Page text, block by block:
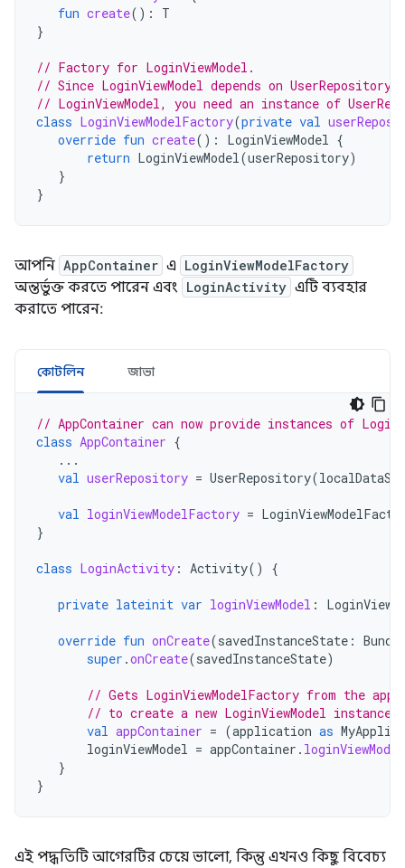
fun create():
T
}
// Factory for LoginViewModel.
// Since LoginViewModel depends on
// LoginViewModel, you need an instance of
class LoginViewModelFactory(private val
override fun create(): LoginViewModel {
return LoginViewModel(userRepository)
}
}
আপনি AppContainer এ LoginViewModelFactory
অন্তর্ভুক্ত করতে পারেন এবং LoginActivity এটি ব্যবহার
করাতে পারেন:
কোটলিন জাভা
// AppContainer can now provide instances of
class AppContainer {
...
val userRepository = UserRepository(
val loginViewModelFactory =
}
class LoginActivity : Activity() {
private lateinit var loginViewModel :
override fun onCreate(savedInstanceState :
super .onCreate(savedInstanceState)
// Gets LoginViewModelFactory from the
// to create a new LoginViewModel instance
val appContainer = (application as
loginViewModel = appContainer .
}
}
এই পদ্ধতিটি আগেরটির চেয়ে ভালো, কিন্তু এখনও কিছু বিবেচ্য